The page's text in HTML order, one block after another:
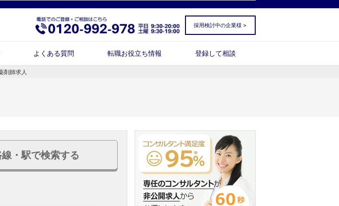
採用検討中の企業様 >
よくある質問 転職お役立ち情報 登録して相談
剤師求人
線・駅で検索する